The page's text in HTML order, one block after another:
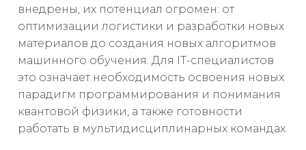
внедрены, их потенциал огромен: от
оптимизации логистики и разработки новых
материалов до создания новых алгоритмов
машинного обучения. Для IT-специалистов
это означает необходимость освоения новых
парадигм программирования и понимания
квантовой физики, а также готовности
работать в мультидисциплинарных командах.